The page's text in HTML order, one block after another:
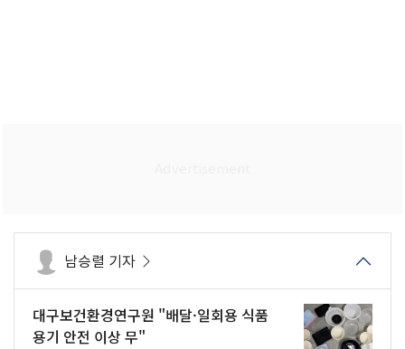
남승렬 기자
대구보건환경연구원 "배달·일회용 식품
용기 안전 이상 무"